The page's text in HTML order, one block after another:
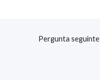
Pergunta seguinte